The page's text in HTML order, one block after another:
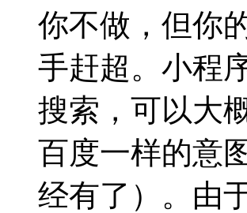
你不做，但你
手赶超。小程
搜索，可以大
百度一样的意
经有了）。由